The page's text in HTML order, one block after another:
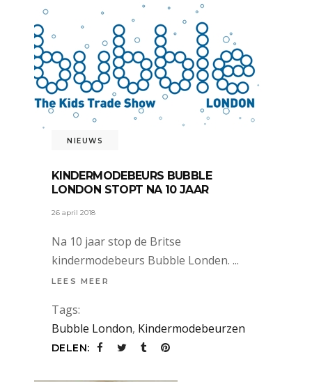
NIEUWS
KINDERMODEBEURS BUBBLE
LONDON STOPT NA 10 JAAR
26 april 2018
Na 10 jaar stop de Britse
kindermodebeurs Bubble Londen.
LEES MEER
Tags:
Bubble London, Kindermodebeurzen
DELEN: